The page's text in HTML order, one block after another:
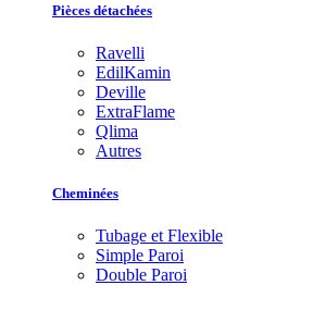
Pièces détachées
Ravelli
EdilKamin
Deville
ExtraFlame
Qlima
Autres
Cheminées
Tubage et Flexible
Simple Paroi
Double Paroi